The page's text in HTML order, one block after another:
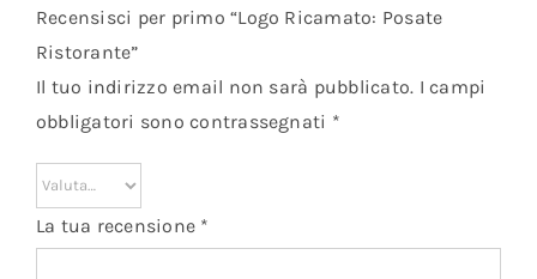
Recensisci per primo “Logo Ricamato: Posate
Ristorante”
Il tuo indirizzo email non sarà pubblicato. I campi
obbligatori sono contrassegnati *
La tua recensione *